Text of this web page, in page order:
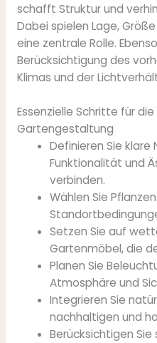
schafft Struktur und
Dabei spielen Lage,
eine zentrale Rolle.
Berücksichtigung des
Klimas und der
Essenzielle Schritte für
Gartengestaltung
Definieren Sie klare
Funktionalität und
verbinden.
Wählen Sie
Setzen Sie auf
Gartenmöbel, die
Planen Sie
Atmosphäre und
Integrieren Sie
nachhaltigen und
Berücksichtigen